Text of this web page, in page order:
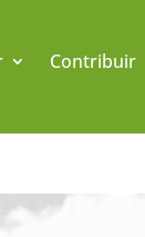
Contribuir